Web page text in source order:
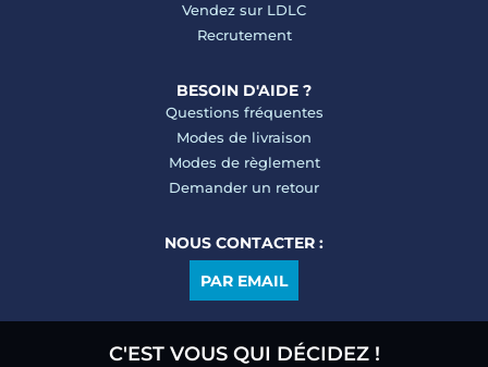
Vendez sur LDLC
Recrutement
BESOIN D'AIDE ?
Questions fréquentes
Modes de livraison
Modes de règlement
Demander un retour
NOUS CONTACTER :
PAR EMAIL
C'EST VOUS QUI DÉCIDEZ !